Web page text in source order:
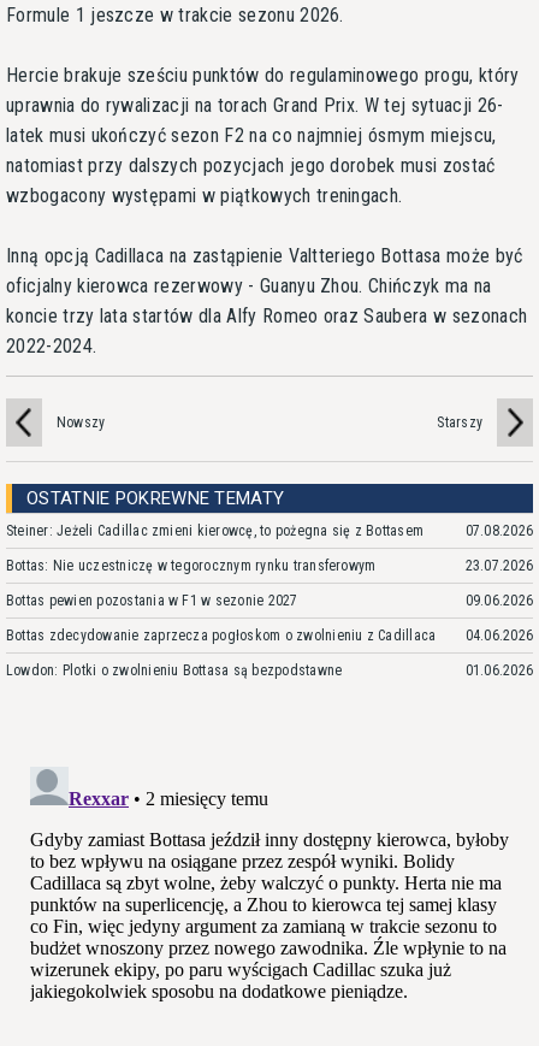
Formule 1 jeszcze w trakcie sezonu 2026.
Hercie brakuje sześciu punktów do regulaminowego progu, który
uprawnia do rywalizacji na torach Grand Prix. W tej sytuacji 26-
latek musi ukończyć sezon F2 na co najmniej ósmym miejscu,
natomiast przy dalszych pozycjach jego dorobek musi zostać
wzbogacony występami w piątkowych treningach.
Inną opcją Cadillaca na zastąpienie Valtteriego Bottasa może być
oficjalny kierowca rezerwowy - Guanyu Zhou. Chińczyk ma na
koncie trzy lata startów dla Alfy Romeo oraz Saubera w sezonach
2022-2024.
Nowszy Starszy
OSTATNIE POKREWNE TEMATY
Steiner: Jeżeli Cadillac zmieni kierowcę, to pożegna się z Bottasem 07.08.2026
Bottas: Nie uczestniczę w tegorocznym rynku transferowym 23.07.2026
Bottas pewien pozostania w F1 w sezonie 2027 09.06.2026
Bottas zdecydowanie zaprzecza pogłoskom o zwolnieniu z Cadillaca 04.06.2026
Lowdon: Plotki o zwolnieniu Bottasa są bezpodstawne 01.06.2026